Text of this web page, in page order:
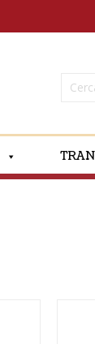
Cerca: